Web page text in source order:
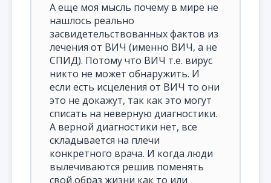
А еще моя мысль почему в мире не
нашлось реально
засвидетельствованных фактов из
лечения от ВИЧ (именно ВИЧ, а не
СПИД). Потому что ВИЧ т.е. вирус
никто не может обнаружить. И
если есть исцеления от ВИЧ то они
это не докажут, так как это могут
списать на неверную диагностики.
А верной диагностики нет, все
складывается на плечи
конкретного врача. И когда люди
вылечиваются решив поменять
свой образ жизни как то или